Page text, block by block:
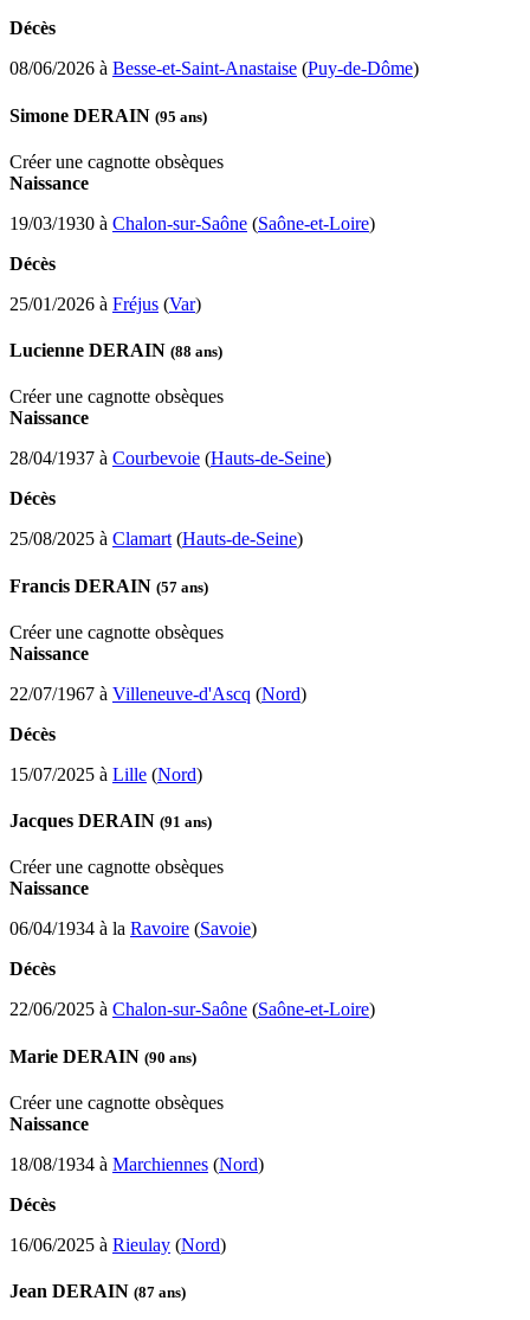
Décès
08/06/2026 à Besse-et-Saint-Anastaise (Puy-de-Dôme)
Simone DERAIN (95 ans)
Créer une cagnotte obsèques
Naissance
19/03/1930 à Chalon-sur-Saône (Saône-et-Loire)
Décès
25/01/2026 à Fréjus (Var)
Lucienne DERAIN (88 ans)
Créer une cagnotte obsèques
Naissance
28/04/1937 à Courbevoie (Hauts-de-Seine)
Décès
25/08/2025 à Clamart (Hauts-de-Seine)
Francis DERAIN (57 ans)
Créer une cagnotte obsèques
Naissance
22/07/1967 à Villeneuve-d'Ascq (Nord)
Décès
15/07/2025 à Lille (Nord)
Jacques DERAIN (91 ans)
Créer une cagnotte obsèques
Naissance
06/04/1934 à la Ravoire (Savoie)
Décès
22/06/2025 à Chalon-sur-Saône (Saône-et-Loire)
Marie DERAIN (90 ans)
Créer une cagnotte obsèques
Naissance
18/08/1934 à Marchiennes (Nord)
Décès
16/06/2025 à Rieulay (Nord)
Jean DERAIN (87 ans)